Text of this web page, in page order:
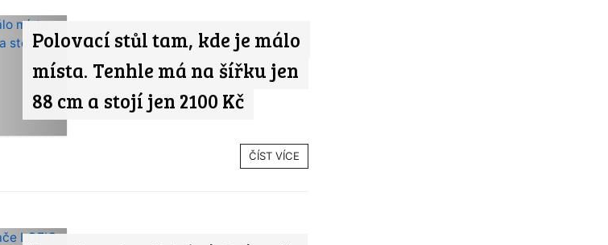
Polovací stůl tam, kde je málo
místa. Tenhle má na šířku jen
88 cm a stojí jen 2100 Kč
ČÍST VÍCE